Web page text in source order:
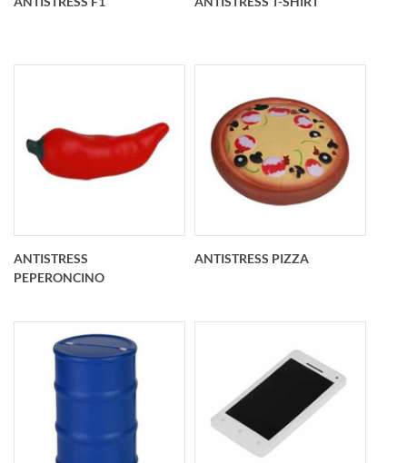
Antistress F1
Antistress t-shirt
personalizzato
Antistress
peperoncino
ANTISTRESS
PEPERONCINO
Antistress pizza
personalizzato O 95
ANTISTRESS PIZZA